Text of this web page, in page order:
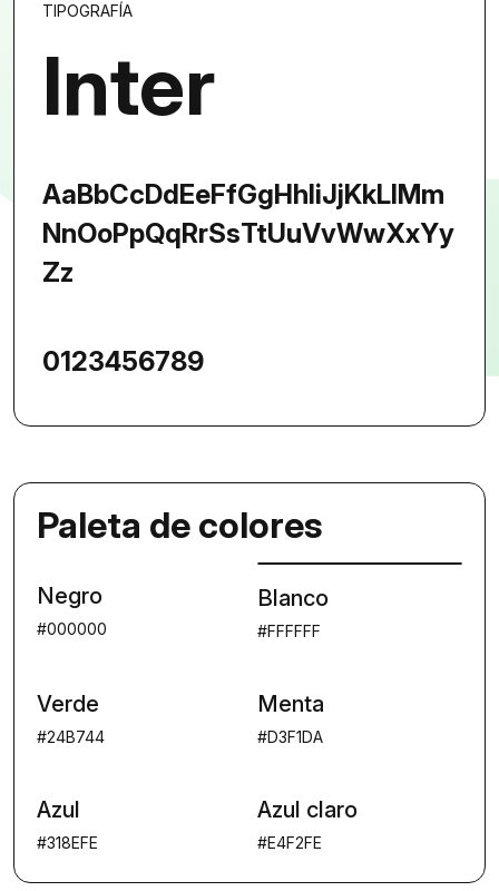
TIPOGRAFÍA
Inter
AaBbCcDdEeFfGgHhIiJjKkLlMm
NnOoPpQqRrSsTtUuVvWwXxYy
Zz
0123456789
Paleta de colores
Negro
#000000
Blanco
#FFFFFF
Verde
#24B744
Menta
#D3F1DA
Azul
#318EFE
Azul claro
#E4F2FE